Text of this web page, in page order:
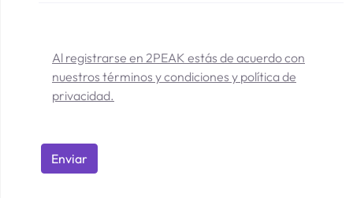
Al registrarse en 2PEAK estás de acuerdo con
nuestros términos y condiciones y política de
privacidad.